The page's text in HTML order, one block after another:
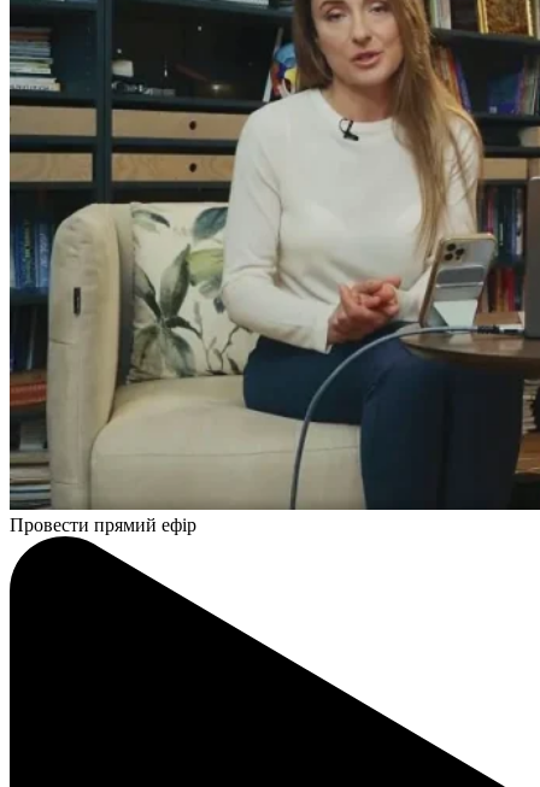
Провести прямий ефір